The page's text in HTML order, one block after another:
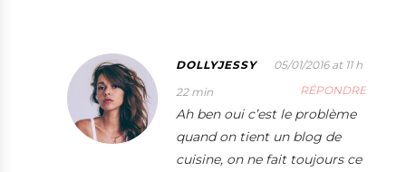
DOLLYJESSY
05/01/2016 at 11 h
22 min
RÉPONDRE
Ah ben oui c’est le problème
quand on tient un blog de
cuisine, on ne fait toujours ce